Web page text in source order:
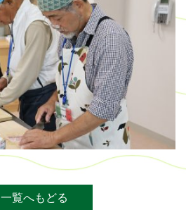
一覧へもどる